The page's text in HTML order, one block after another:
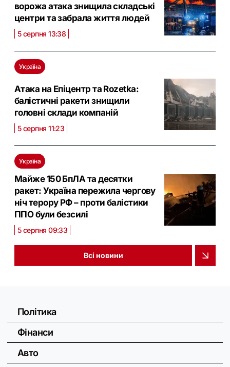
ворожа атака знищила складські
центри та забрала життя людей
5 серпня 13:38
Україна
Атака на Епіцентр та Rozetka:
балістичні ракети знищили
головні склади компаній
5 серпня 11:23
Україна
Майже 150 БпЛА та десятки
ракет: Україна пережила чергову
ніч терору РФ – проти балістики
ППО були безсилі
5 серпня 09:33
Всі новини
Політика
Фінанси
Авто